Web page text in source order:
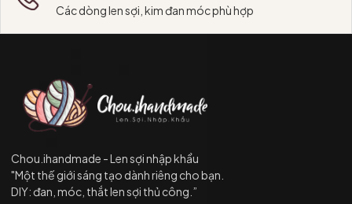
Các dòng len sợi, kim đan móc phù hợp
Chou.ihandmade - Len sợi nhập khẩu
"Một thế giới sáng tạo dành riêng cho bạn.
DIY: đan, móc, thắt len sợi thủ công.”